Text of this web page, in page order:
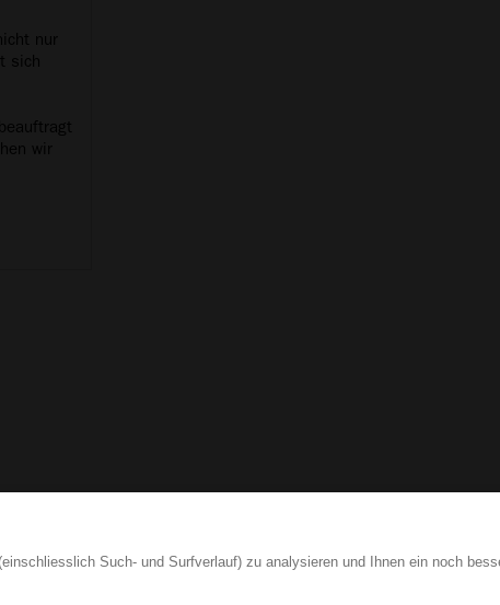
nur
sich
wir
Such- und Surfverlauf) zu analysieren und Ihnen ein noch